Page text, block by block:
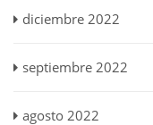
diciembre 2022
septiembre 2022
agosto 2022